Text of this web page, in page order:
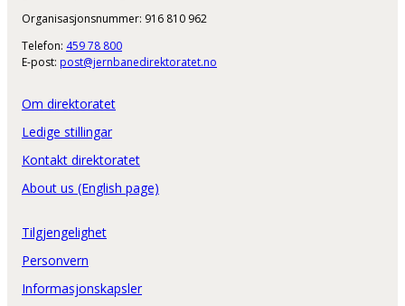
Organisasjonsnummer: 916 810 962
Telefon: 459 78 800
E-post: post@jernbanedirektoratet.no
Om direktoratet
Ledige stillingar
Kontakt direktoratet
About us (English page)
Tilgjengelighet
Personvern
Informasjonskapsler